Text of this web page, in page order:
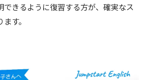
できるように復習する方が、確実なス
す。